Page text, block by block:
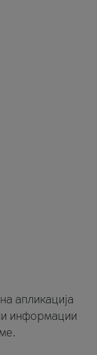
апликација
информации